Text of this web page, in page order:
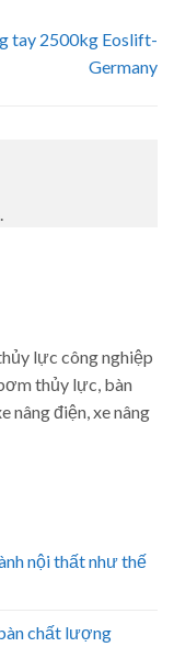
tay 2500kg Eoslift-
Germany
lực công nghiệp
thủy lực, bàn
nâng điện, xe nâng
nội thất như thế
chất lượng